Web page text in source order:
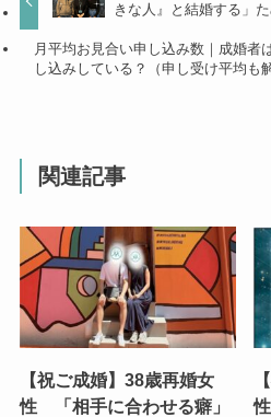
きな人』と結婚する」
月平均お見合い申し込み数｜成婚者
し込みしている？（申し受け平均も
関連記事
【祝ご成婚】38歳再婚女
性 「相手に合わせる癖」